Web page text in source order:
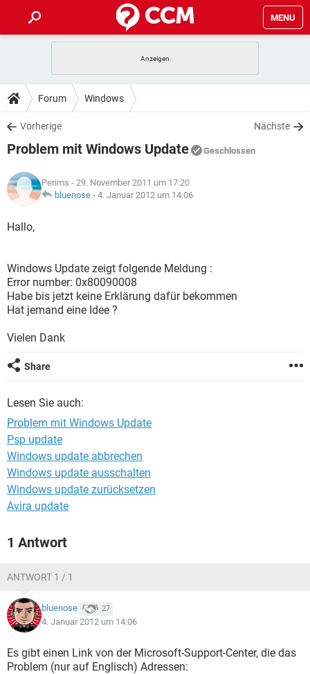
MENU
ANDROID
WINDOWS 10
WHATSAPP TIKTOK
FACEBOOK
TIPPS & TRICKS
SPIELE
WHATSAPP TIKTOK
DOWNLOADS
SPIELE STREAMING
ANDROID
WINDOWS 10 INSTAGRAM
WHATSAPP
SPIELE STREAMING
WINDOWS 10
FACEBOOK
LEXIKON
SPIELE
WINDOWS 10 INSTAGRAM
WHATSAPP TIKTOK
FACEBOOK
Forum Windows
Vorherige Nächste
Problem mit Windows Update Geschlossen
Perims - 29. November 2011 um 17:20
bluenose - 4. Januar 2012 um 14:06
Hallo,
Windows Update zeigt folgende Meldung :
Error number: 0x80090008
Habe bis jetzt keine Erklärung dafür bekommen
Hat jemand eine Idee ?
Vielen Dank
Share
Lesen Sie auch:
Problem mit Windows Update
Psp update
Windows update abbrechen
Windows update ausschalten
Windows update zurücksetzen
Avira update
1 Antwort
ANTWORT 1 / 1
bluenose 27
4. Januar 2012 um 14:06
Es gibt einen Link von der Microsoft-Support-Center, die das
Problem (nur auf Englisch) Adressen: